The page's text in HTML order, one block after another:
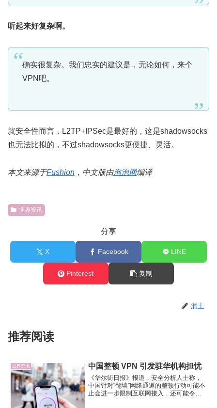
听起来好复杂啊。
确实很复杂。我们忠实的建议是，无论如何，来个
VPN吧。
就安全性而言，L2TP+IPSec是最好的，这是shadowsocks
也无法比拟的，不过shadowsocks更便捷、灵活。
本文来源于Fushion ，中文版由泡泡网编译
业界资讯
分享
X Facebook LINE
Pinterest 复制
润土
推荐阅读
业界资讯 中国整顿 VPN 引发驻华机构担忧
《华尔街日报》报道，安全分析人士称，
中国针对“翻墙”网络通道的整顿行动可能不
止会进一步限制互联网接入，还可能令外